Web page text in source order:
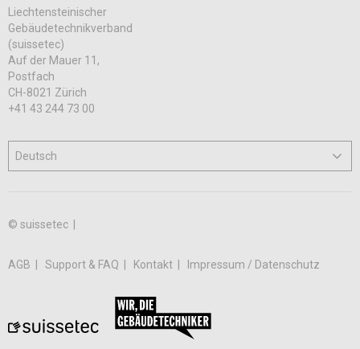
Liechtensteinischer
Gebäudetechnikverband
(suissetec)
Auf der Mauer 11,
Postfach
CH-8021 Zürich
+41 43 244 73 00
© suissetec |
AGB Support & FAQ Kontakt Impressum / Datenschutz